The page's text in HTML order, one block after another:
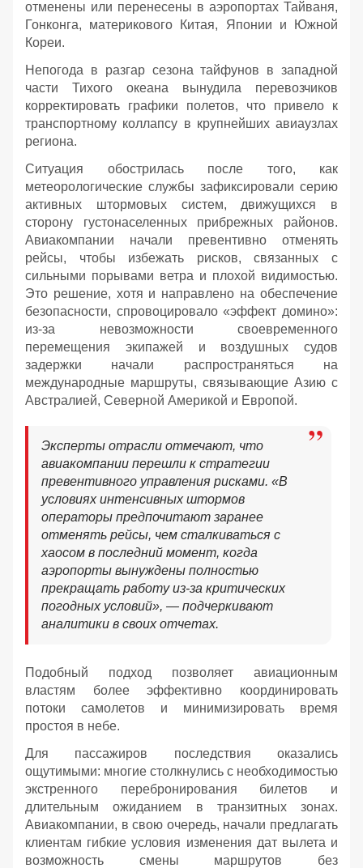
отменены или перенесены в аэропортах Тайваня,
Гонконга, материкового Китая, Японии и Южной
Кореи.
Непогода в разгар сезона тайфунов в западной
части Тихого океана вынудила перевозчиков
корректировать графики полетов, что привело к
транспортному коллапсу в крупнейших авиаузлах
региона.
Ситуация обострилась после того, как
метеорологические службы зафиксировали серию
активных штормовых систем, движущихся в
сторону густонаселенных прибрежных районов.
Авиакомпании начали превентивно отменять
рейсы, чтобы избежать рисков, связанных с
сильными порывами ветра и плохой видимостью.
Это решение, хотя и направлено на обеспечение
безопасности, спровоцировало «эффект домино»:
из-за невозможности своевременного
перемещения экипажей и воздушных судов
задержки начали распространяться на
международные маршруты, связывающие Азию с
Австралией, Северной Америкой и Европой.
Эксперты отрасли отмечают, что
авиакомпании перешли к стратегии
превентивного управления рисками. «В
условиях интенсивных штормов
операторы предпочитают заранее
отменять рейсы, чем сталкиваться с
хаосом в последний момент, когда
аэропорты вынуждены полностью
прекращать работу из-за критических
погодных условий», — подчеркивают
аналитики в своих отчетах.
Подобный подход позволяет авиационным
властям более эффективно координировать
потоки самолетов и минимизировать время
простоя в небе.
Для пассажиров последствия оказались
ощутимыми: многие столкнулись с необходимостью
экстренного перебронирования билетов и
длительным ожиданием в транзитных зонах.
Авиакомпании, в свою очередь, начали предлагать
клиентам гибкие условия изменения дат вылета и
возможность смены маршрутов без